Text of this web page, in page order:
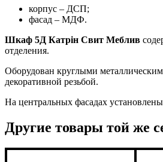
корпус – ДСП;
фасад – МДФ.
Шкаф 5Д Катрін Свит Меблив
отделения.
Оборудован круглыми
декоративной резьбой.
На центральных фасадах установлены
Другие товары той же